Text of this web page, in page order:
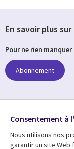
En savoir plus sur
Pour ne rien manquer
Abonnement
Suivez-nous
Social
Consentement à
Nous utilisons nos
garantir un site Web